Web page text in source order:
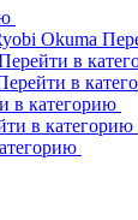
Okuma
в
в
в категорию
в категорию